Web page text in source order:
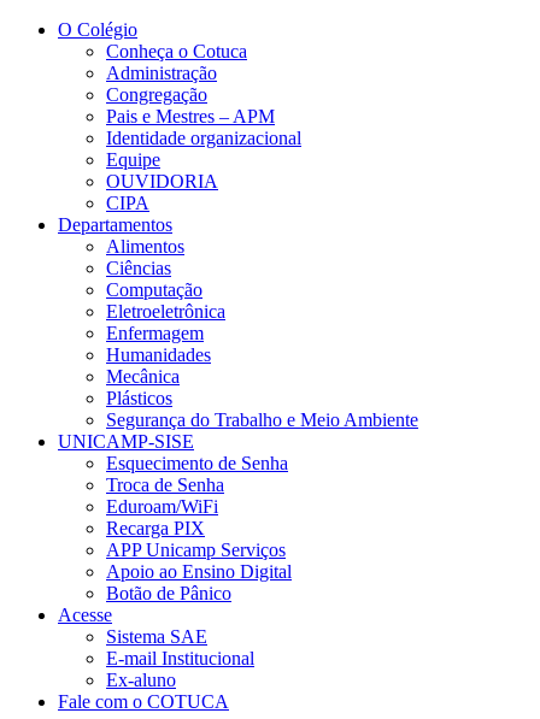
Conteúdo principal
O Colégio
Conheça o Cotuca
Administração
Congregação
Pais e Mestres – APM
Identidade organizacional
Equipe
OUVIDORIA
CIPA
Departamentos
Alimentos
Ciências
Computação
Eletroeletrônica
Enfermagem
Humanidades
Mecânica
Plásticos
Segurança do Trabalho e Meio Ambiente
UNICAMP-SISE
Esquecimento de Senha
Troca de Senha
Eduroam/WiFi
Recarga PIX
APP Unicamp Serviços
Apoio ao Ensino Digital
Botão de Pânico
Acesse
Sistema SAE
E-mail Institucional
Ex-aluno
Fale com o COTUCA